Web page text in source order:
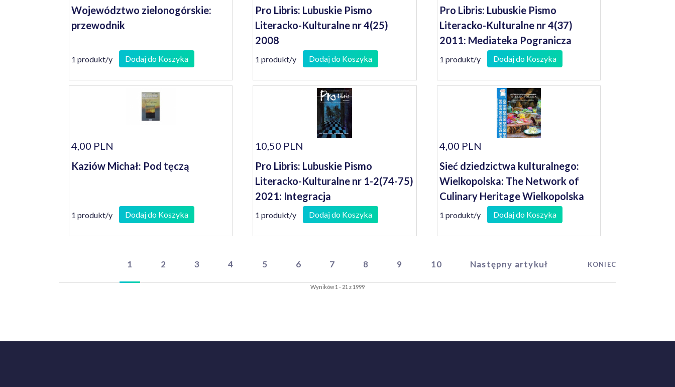
Województwo zielonogórskie:
przewodnik
1 produkt/y Dodaj do Koszyka
Pro Libris: Lubuskie Pismo
Literacko-Kulturalne nr 4(25)
2008
1 produkt/y Dodaj do Koszyka
Pro Libris: Lubuskie Pismo
Literacko-Kulturalne nr 4(37)
2011: Mediateka Pogranicza
1 produkt/y Dodaj do Koszyka
4,00 PLN
Kaziów Michał: Pod tęczą
1 produkt/y Dodaj do Koszyka
10,50 PLN
Pro Libris: Lubuskie Pismo
Literacko-Kulturalne nr 1-2(74-75)
2021: Integracja
1 produkt/y Dodaj do Koszyka
4,00 PLN
Sieć dziedzictwa kulturalnego:
Wielkopolska: The Network of
Culinary Heritage Wielkopolska
1 produkt/y Dodaj do Koszyka
1 2 3 4 5 6 7 8 9 10 Następny artykuł KONIEC
Wyników 1 - 21 z 1999